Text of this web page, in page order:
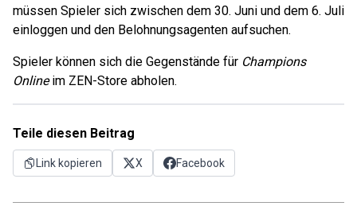
müssen Spieler sich zwischen dem 30. Juni und dem 6. Juli
einloggen und den Belohnungsagenten aufsuchen.
Spieler können sich die Gegenstände für Champions
Onlineim ZEN-Store abholen.
Teile diesen Beitrag
Link kopieren X Facebook